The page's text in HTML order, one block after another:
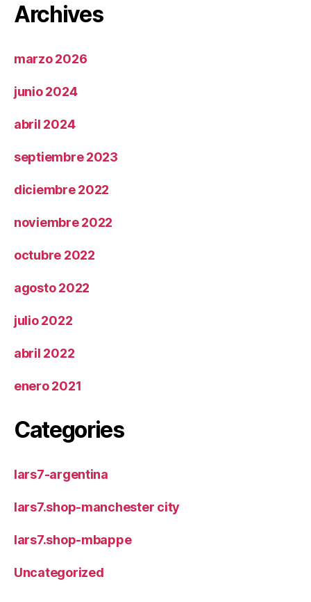
Archives
marzo 2026
junio 2024
abril 2024
septiembre 2023
diciembre 2022
noviembre 2022
octubre 2022
agosto 2022
julio 2022
abril 2022
enero 2021
Categories
lars7-argentina
lars7.shop-manchester city
lars7.shop-mbappe
Uncategorized